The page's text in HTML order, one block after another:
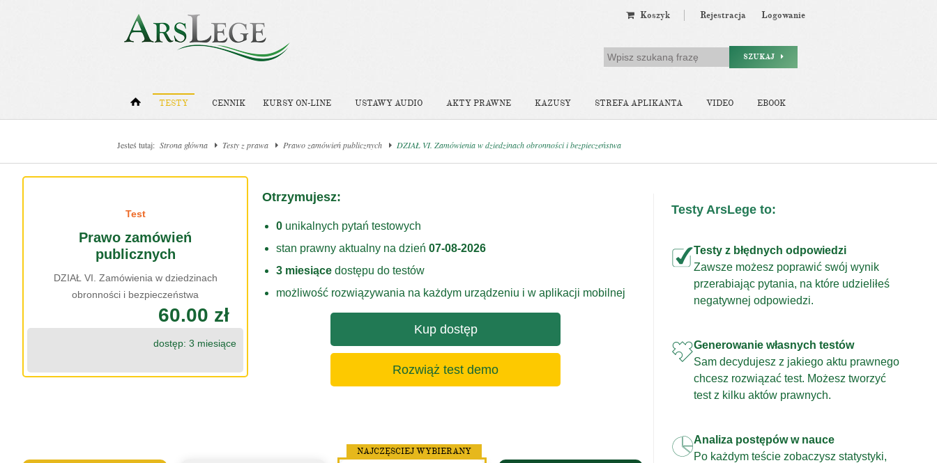
Koszyk Rejestracja Logowanie
SZUKAJ
TESTY CENNIK KURSY ON-LINE USTAWY AUDIO AKTY PRAWNE KAZUSY STREFA APLIKANTA VIDEO EBOOK
Jesteś tutaj: Strona główna Testy z prawa Prawo zamówień publicznych DZIAŁ VI. Zamówienia w dziedzinach obronności i bezpieczeństwa
Test
Prawo zamówień
publicznych
DZIAŁ VI. Zamówienia w dziedzinach
obronności i bezpieczeństwa
60.00 zł
dostęp: 3 miesiące
Otrzymujesz:
0 unikalnych pytań testowych
stan prawny aktualny na dzień 07-08-2026
3 miesiące dostępu do testów
możliwość rozwiązywania na każdym urządzeniu i w aplikacji mobilnej
Kup dostęp
Rozwiąż test demo
NAJCZĘSCIEJ WYBIERANY
Testy ArsLege to:
Testy z błędnych odpowiedzi
Zawsze możesz poprawić swój wynik
przerabiając pytania, na które udzieliłeś
negatywnej odpowiedzi.
Generowanie własnych testów
Sam decydujesz z jakiego aktu prawnego
chcesz rozwiązać test. Możesz tworzyć
test z kilku aktów prawnych.
Analiza postępów w nauce
Po każdym teście zobaczysz statystyki,